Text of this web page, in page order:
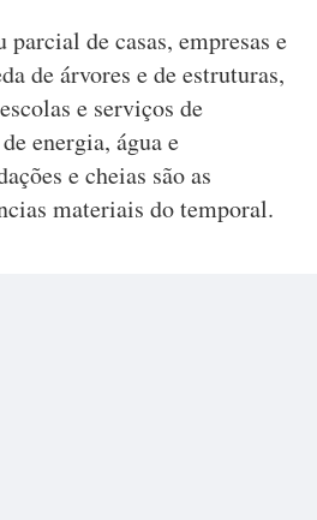
de casas, empresas e
de árvores e de estruturas,
e serviços de
energia, água e
e cheias são as
materiais do temporal.